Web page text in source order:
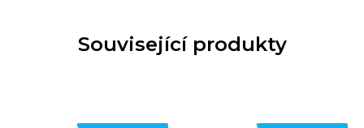
Související produkty